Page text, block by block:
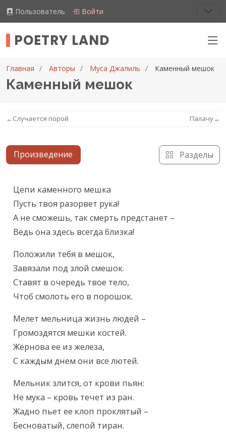
Пользователь Войти
POETRY LAND
Главная Авторы Муса Джалиль Каменный мешок
Каменный мешок
←Случается порой Палачу→
Произведение Разделы
Текст произведения
Цепи каменного мешка
Пусть твоя разорвет рука!
А не сможешь, так смерть предстанет –
Ведь она здесь всегда близка!
Положили тебя в мешок,
Завязали под злой смешок.
Ставят в очередь твое тело,
Чтоб смолоть его в порошок.
Мелет мельница жизнь людей –
Громоздятся мешки костей.
Жернова ее из железа,
С каждым днем они все лютей.
Мельник злится, от крови пьян:
Не мука – кровь течет из ран.
Жадно пьет ее клоп проклятый –
Бесноватый, слепой тиран.